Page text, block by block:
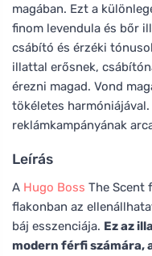
magában. Ezt a
finom levendula és bőr
csábító és érzéki
illattal erősnek,
érezni magad. Vond
tökéletes harmóniájával.
reklámkampányának
Leírás
A Hugo Boss The Scent
flakonban az
báj esszenciája. Ez az
modern férfi számára,